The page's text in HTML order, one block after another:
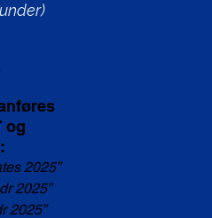
og
2025”
2025”
2025”